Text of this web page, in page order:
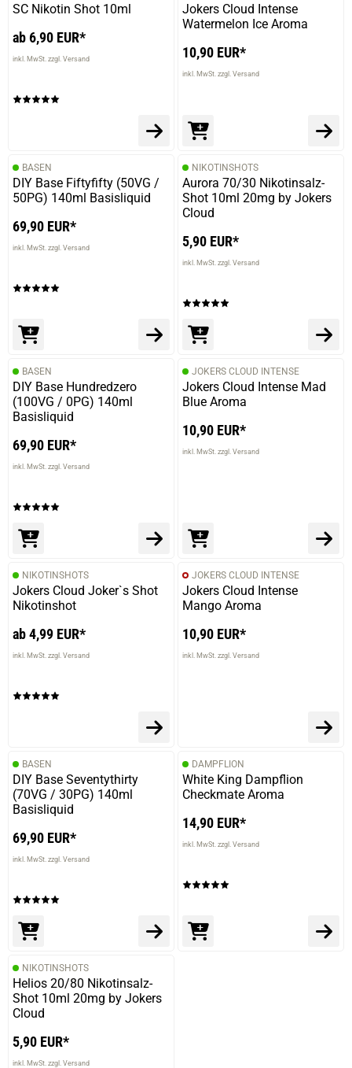
prev next
SC Nikotin Shot 10ml
ab 6,90 EUR*
inkl. MwSt. zzgl. Versand
Jokers Cloud Intense
Watermelon Ice Aroma
10,90 EUR*
inkl. MwSt. zzgl. Versand
BASEN
DIY Base Fiftyfifty (50VG /
50PG) 140ml Basisliquid
69,90 EUR*
inkl. MwSt. zzgl. Versand
NIKOTINSHOTS
Aurora 70/30 Nikotinsalz-
Shot 10ml 20mg by Jokers
Cloud
5,90 EUR*
inkl. MwSt. zzgl. Versand
BASEN
DIY Base Hundredzero
(100VG / 0PG) 140ml
Basisliquid
69,90 EUR*
inkl. MwSt. zzgl. Versand
JOKERS CLOUD INTENSE
Jokers Cloud Intense Mad
Blue Aroma
10,90 EUR*
inkl. MwSt. zzgl. Versand
NIKOTINSHOTS
Jokers Cloud Joker`s Shot
Nikotinshot
ab 4,99 EUR*
inkl. MwSt. zzgl. Versand
JOKERS CLOUD INTENSE
Jokers Cloud Intense
Mango Aroma
10,90 EUR*
inkl. MwSt. zzgl. Versand
BASEN
DIY Base Seventythirty
(70VG / 30PG) 140ml
Basisliquid
69,90 EUR*
inkl. MwSt. zzgl. Versand
DAMPFLION
White King Dampflion
Checkmate Aroma
14,90 EUR*
inkl. MwSt. zzgl. Versand
NIKOTINSHOTS
Helios 20/80 Nikotinsalz-
Shot 10ml 20mg by Jokers
Cloud
5,90 EUR*
inkl. MwSt. zzgl. Versand